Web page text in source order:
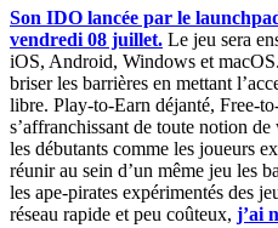
Son IDO lancée par le
vendredi 08 juillet. Le jeu sera
iOS, Android, Windows et
briser les barrières en mettant
libre. Play-to-Earn déjanté, Free-
s’affranchissant de toute notion
les débutants comme les joueurs
réunir au sein d’un même jeu les
les ape-pirates expérimentés des
réseau rapide et peu coûteux, j’ai